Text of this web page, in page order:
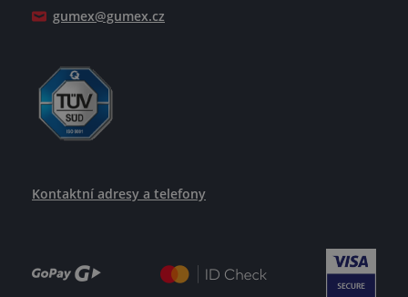
gumex@gumex.cz
Kontaktní adresy a telefony